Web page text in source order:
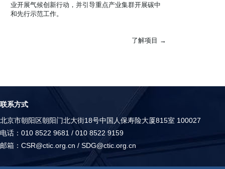
业开展气候创新行动，并引导重点产业集群开展碳中
和先行示范工作。
了解项目 →
联系方式
北京市朝阳区朝阳门北大街18号中国人保寿险大厦815室 100027
电话：010 8522 9681 / 010 8522 9159
邮箱：CSR@ctic.org.cn / SDG@ctic.org.cn